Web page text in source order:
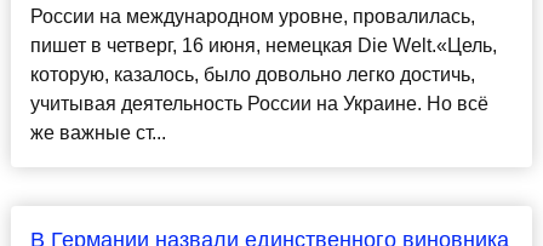
России на международном уровне, провалилась,
пишет в четверг, 16 июня, немецкая Die Welt.«Цель,
которую, казалось, было довольно легко достичь,
учитывая деятельность России на Украине. Но всё
же важные ст...
В Германии назвали единственного виновника